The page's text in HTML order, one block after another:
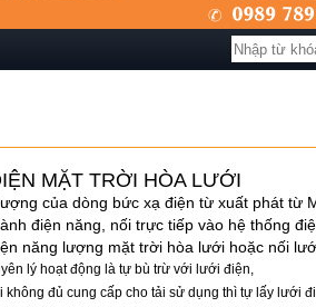
MẶT TRỜI HÒA LƯỚI
của dòng bức xạ điện từ xuất phát từ
điện năng, nối trực tiếp vào hệ thống
năng lượng mặt trời hòa lưới hoặc nối
lý hoạt động là tự bù trừ với lưới điện,
đủ cung cấp cho tải sử dụng thì tự lấy lưới